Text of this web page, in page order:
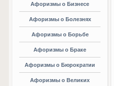
Афоризмы о Бизнесе
Афоризмы о Болезнях
Афоризмы о Борьбе
Афоризмы о Браке
Афоризмы о Бюрократии
Афоризмы о Великих